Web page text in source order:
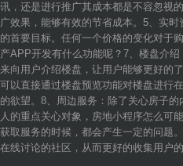
讯，还是进行推广其成本都是不容忽视
广效果，能够有效的节省成本。5、实
的首要目标。任何一个价格的变化对于
产APP开发有什么功能呢？7、楼盘介
来向用户介绍楼盘，让用户能够更好的
可以直接通过楼盘预览功能对楼盘进行
的欲望。8、周边服务：除了关心房子
人的重点关心对象，房地小程序怎么可
获取服务的时候，都会产生一定的问题
在线讨论的社区，从而更好的收集用户的